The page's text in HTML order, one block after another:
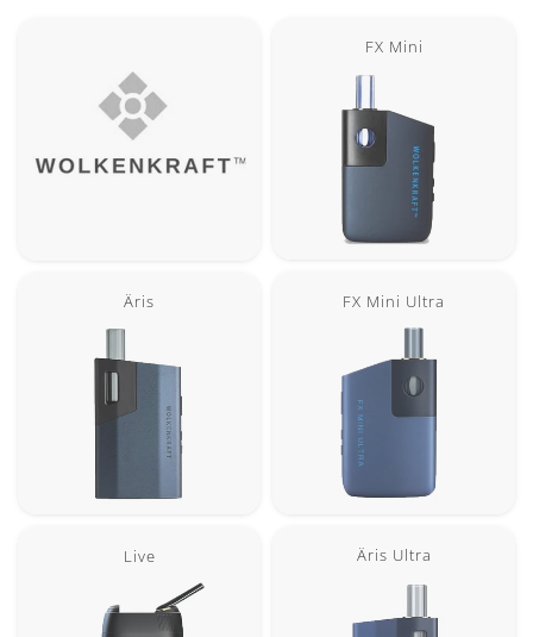
FX Mini
FX Mini Ultra
Äris
Äris Ultra
Live